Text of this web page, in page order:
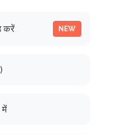
करें NEW
में